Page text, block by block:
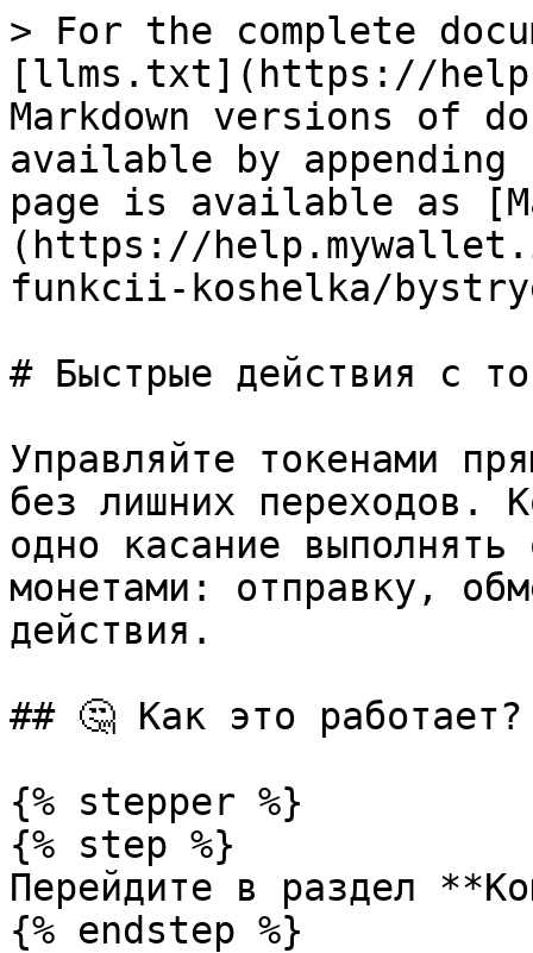
> For the complete
[llms.txt](https://
Markdown versions of
available by
page is available as
(https://
funkcii-koshelka/
# Быстрые действия с
Управляйте токенами
без лишних переходов.
одно касание
монетами: отправку,
действия.
## 🤔 Как это работает?
{% stepper %}
{% step %}
Перейдите в раздел
{% endstep %}